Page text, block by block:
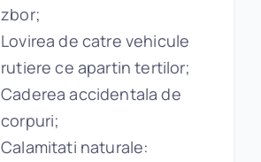
zbor;
Lovirea de catre vehicule
rutiere ce apartin tertilor;
Caderea accidentala de
corpuri;
Calamitati naturale: